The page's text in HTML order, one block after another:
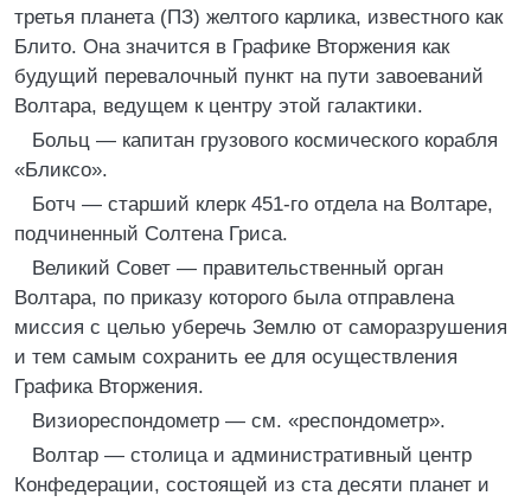
третья планета (ПЗ) желтого карлика, известного как
Блито. Она значится в Графике Вторжения как
будущий перевалочный пункт на пути завоеваний
Волтара, ведущем к центру этой галактики.
Больц — капитан грузового космического корабля
«Бликсо».
Ботч — старший клерк 451-го отдела на Волтаре,
подчиненный Солтена Гриса.
Великий Совет — правительственный орган
Волтара, по приказу которого была отправлена
миссия с целью уберечь Землю от саморазрушения
и тем самым сохранить ее для осуществления
Графика Вторжения.
Визиореспондометр — см. «респондометр».
Волтар — столица и административный центр
Конфедерации, состоящей из ста десяти планет и